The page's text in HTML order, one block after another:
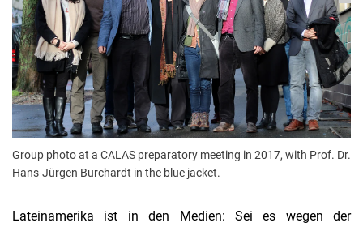
Group photo at a CALAS preparatory meeting in 2017, with Prof. Dr.
Hans-Jürgen Burchardt in the blue jacket.
Lateinamerika ist in den Medien: Sei es wegen der